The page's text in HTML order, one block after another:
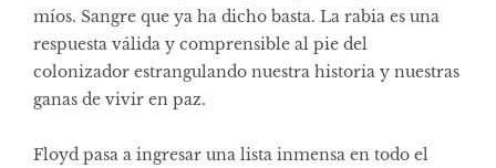
míos. Sangre que ya ha dicho basta. La rabia es una
respuesta válida y comprensible al pie del
colonizador estrangulando nuestra historia y nuestras
ganas de vivir en paz.
Floyd pasa a ingresar una lista inmensa en todo el